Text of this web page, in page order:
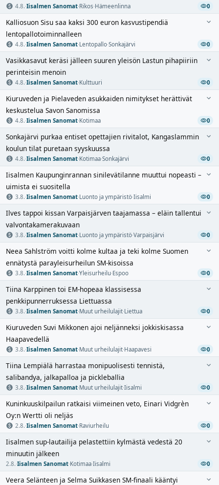
4.8.·Iisalmen Sanomat·Rikos·Hämeenlinna 0
Kalliosuon Sisu saa kaksi 300 euron kasvustipendiä
lentopallotoiminnalleen
4.8.·Iisalmen Sanomat·Lentopallo·Sonkajärvi 0
Vasikkasavut keräsi jälleen suuren yleisön Lastun pihapiiriin
perinteisin menoin
4.8.·Iisalmen Sanomat·Kulttuuri 0
Kiuruveden ja Pielaveden asukkaiden nimitykset herättivät
keskustelua Savon Sanomissa
4.8.·Iisalmen Sanomat·Kotimaa 0
Sonkajärvi purkaa entiset opettajien rivitalot, Kangaslammin
koulun tilat puretaan syyskuussa
4.8.·Iisalmen Sanomat·Kotimaa·Sonkajärvi 0
Iisalmen Kaupunginrannan sinilevätilanne muuttui nopeasti –
uimista ei suositella
3.8.·Iisalmen Sanomat·Luonto ja ympäristö·Iisalmi 0
Ilves tappoi kissan Varpaisjärven taajamassa – eläin tallentui
valvontakamerakuvaan
3.8.·Iisalmen Sanomat·Luonto ja ympäristö·Varpaisjärvi 0
Neea Sahlström voitti kolme kultaa ja teki kolme Suomen
ennätystä parayleisurheilun SM-kisoissa
3.8.·Iisalmen Sanomat·Yleisurheilu·Espoo 0
Tiina Karppinen toi EM-hopeaa klassisessa
penkkipunnerruksessa Liettuassa
3.8.·Iisalmen Sanomat·Muut urheilulajit·Liettua 0
Kiuruveden Suvi Mikkonen ajoi neljänneksi jokkiskisassa
Haapavedellä
3.8.·Iisalmen Sanomat·Muut urheilulajit·Haapavesi 0
Tiina Lempiälä harrastaa monipuolisesti tennistä,
salibandya, jalkapalloa ja pickleballia
3.8.·Iisalmen Sanomat·Muut urheilulajit·Iisalmi 0
Kuninkuuskilpailun ratkaisi viimeinen veto, Einari Vidgrèn
Oy:n Wertti oli neljäs
2.8.·Iisalmen Sanomat·Raviurheilu 0
Iisalmen sup-lautailija pelastettiin kylmästä vedestä 20
minuutin jälkeen
2.8.·Iisalmen Sanomat·Kotimaa·Iisalmi 0
Veera Selänteen ja Selma Suikkasen SM-finaali kääntyi